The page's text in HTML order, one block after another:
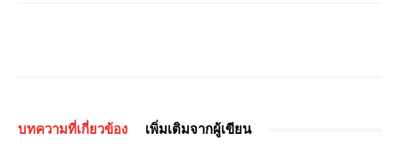
บทความที่เกี่ยวข้อง เพิ่มเติมจากผู้เขียน